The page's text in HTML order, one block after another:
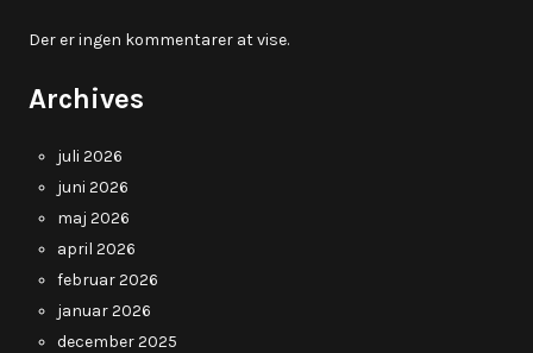
Der er ingen kommentarer at vise.
Archives
juli 2026
juni 2026
maj 2026
april 2026
februar 2026
januar 2026
december 2025